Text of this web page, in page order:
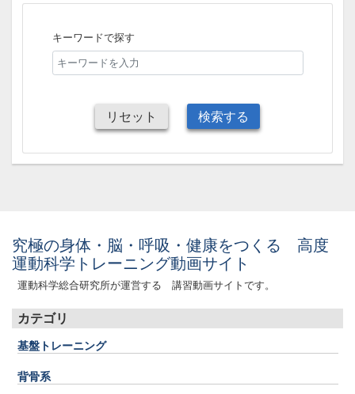
キーワードで探す
リセット 検索する
究極の身体・脳・呼吸・健康をつくる 高度
運動科学トレーニング動画サイト
運動科学総合研究所が運営する 講習動画サイトです。
カテゴリ
基盤トレーニング
背骨系